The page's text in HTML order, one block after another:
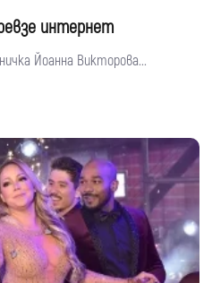
интернет
Йоанна Викторова...